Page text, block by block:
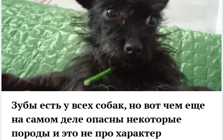
Зубы есть у всех собак, но вот чем еще
на самом деле опасны некоторые
породы и это не про характер